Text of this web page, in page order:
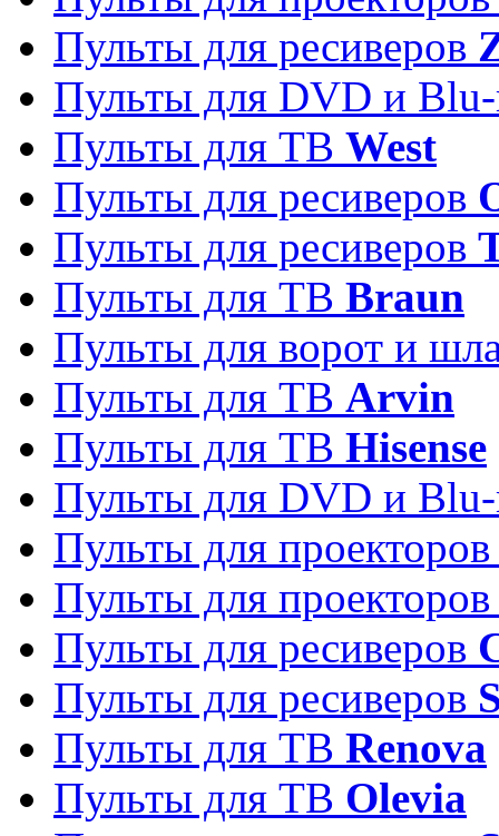
Пульты для ресиверов
Пульты для DVD и
Пульты для ТВ West
Пульты для ресиверов
Пульты для ресиверов
Пульты для ТВ Braun
Пульты для ворот и
Пульты для ТВ Arvin
Пульты для ТВ Hisense
Пульты для DVD и
Пульты для
Пульты для
Пульты для ресиверов
Пульты для ресиверов
Пульты для ТВ Renova
Пульты для ТВ Olevia